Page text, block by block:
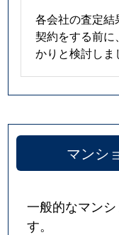
各会社の査定結
契約をする前に
かりと検討しま
マンシ
一般的なマン
す。